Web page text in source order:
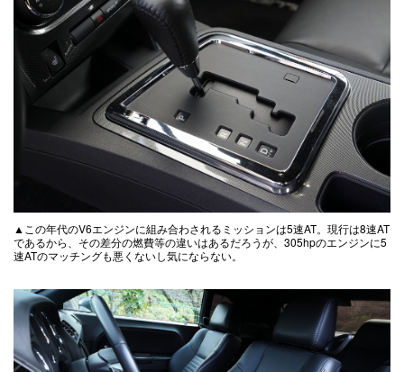
▲この年代のV6エンジンに組み合わされるミッションは5速AT。現行は8速AT
であるから、その差分の燃費等の違いはあるだろうが、305hpのエンジンに5
速ATのマッチングも悪くないし気にならない。